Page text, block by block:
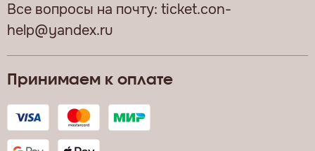
Принимаем к оплате
Все вопросы на почту: ticket.con-
help@yandex.ru